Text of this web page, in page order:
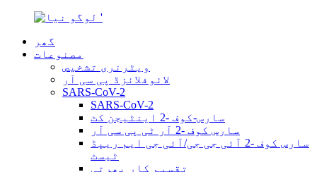
گھر
مصنوعات
ویٹرنری تشخیص
لائوفلائزڈ پی سی آر
SARS-CoV-2
SARS-CoV-2
سارس-کوف -2 اینٹیجن کٹ
سارس کوف -2 آر ٹی پی سی آر
سارس کوف -2 آئی جی جی/آئی جی ایم ریپڈ
ٹیسٹ
تقسیم کار بھرتی